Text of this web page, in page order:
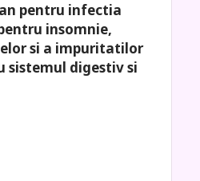
pentru infectia
insomnie,
si a impuritatilor
sistemul digestiv si